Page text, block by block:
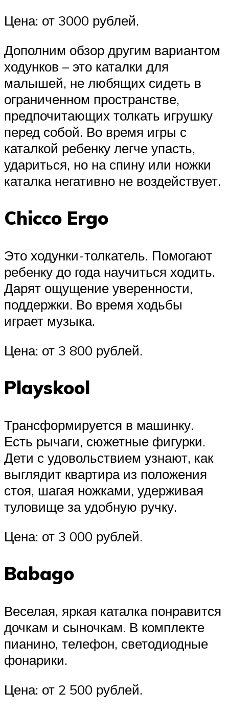
Цена: от 3000 рублей.
Дополним обзор другим вариантом
ходунков – это каталки для
малышей, не любящих сидеть в
ограниченном пространстве,
предпочитающих толкать игрушку
перед собой. Во время игры с
каталкой ребенку легче упасть,
удариться, но на спину или ножки
каталка негативно не воздействует.
Chicco Ergo
Это ходунки-толкатель. Помогают
ребенку до года научиться ходить.
Дарят ощущение уверенности,
поддержки. Во время ходьбы
играет музыка.
Цена: от 3 800 рублей.
Playskool
Трансформируется в машинку.
Есть рычаги, сюжетные фигурки.
Дети с удовольствием узнают, как
выглядит квартира из положения
стоя, шагая ножками, удерживая
туловище за удобную ручку.
Цена: от 3 000 рублей.
Babago
Веселая, яркая каталка понравится
дочкам и сыночкам. В комплекте
пианино, телефон, светодиодные
фонарики.
Цена: от 2 500 рублей.